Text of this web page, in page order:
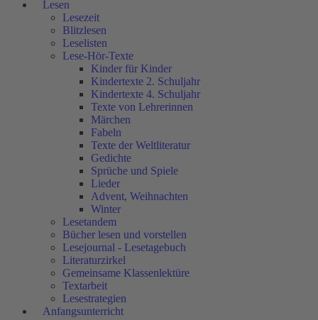
Lesen
Lesezeit
Blitzlesen
Leselisten
Lese-Hör-Texte
Kinder für Kinder
Kindertexte 2. Schuljahr
Kindertexte 4. Schuljahr
Texte von Lehrerinnen
Märchen
Fabeln
Texte der Weltliteratur
Gedichte
Sprüche und Spiele
Lieder
Advent, Weihnachten
Winter
Lesetandem
Bücher lesen und vorstellen
Lesejournal - Lesetagebuch
Literaturzirkel
Gemeinsame Klassenlektüre
Textarbeit
Lesestrategien
Anfangsunterricht